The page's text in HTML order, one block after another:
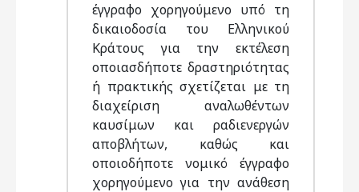
έγγραφο χορηγούμενο υπό τη
δικαιοδοσία του Ελληνικού
Κράτους για την εκτέλεση
οποιασδήποτε δραστηριότητας
ή πρακτικής σχετίζεται με τη
διαχείριση αναλωθέντων
καυσίμων και ραδιενεργών
αποβλήτων, καθώς και
οποιοδήποτε νομικό έγγραφο
χορηγούμενο για την ανάθεση